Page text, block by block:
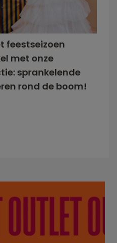
feestseizoen
met onze
sprankelende
rond de boom!